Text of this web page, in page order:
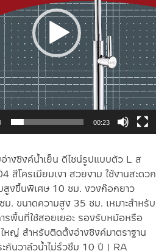
างซิงค์น้ำเย็น ดีไซน์รูปแบบตัว L ส
สีโครเมียมเงา สวยงาม ใช้งานสะดวก
สูงขึ้นพิเศษ 10 ซม. งวงก๊อกยาว
. ขนาดความสูง 35 ซม. เหมาะสำหรับ
รพื้นที่ใช้สอยเยอะ รองรับหม้อหรือ
ใหญ่ สำหรับติดตั้งอ่างซิงค์มาตราฐาน
กันวาล์วน้ำไม่รั่วซึม 10 ปี | RA
00:23